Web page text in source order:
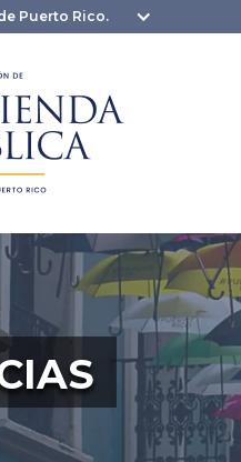
Puerto Rico.
seguros .pr.gov usan
HTTPS